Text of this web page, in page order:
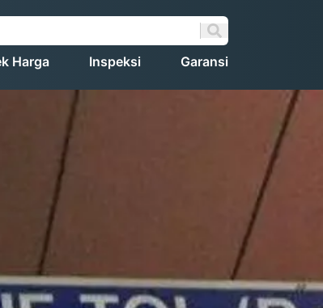
Harga Inspeksi Garansi